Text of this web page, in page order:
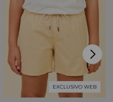
EXCLUSIVO WEB